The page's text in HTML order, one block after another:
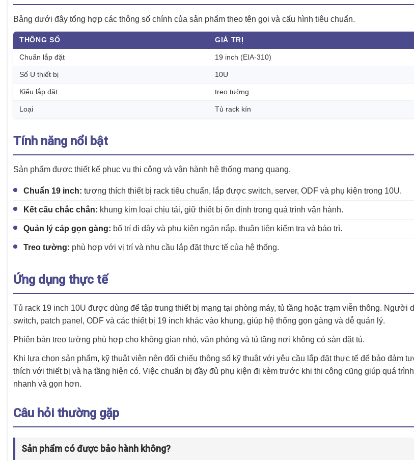
Bảng dưới đây tổng hợp các thông số chính của sản phẩm theo tên gọi và cấu hình tiêu chuẩn.
THÔNG SỐ GIÁ TRỊ
Chuẩn lắp đặt 19 inch (EIA-310)
Số U thiết bị 10U
Kiểu lắp đặt treo tường
Loại Tủ rack kín
Tính năng nổi bật
Sản phẩm được thiết kế phục vụ thi công và vận hành hệ thống mạng quang.
Chuẩn 19 inch: tương thích thiết bị rack tiêu chuẩn, lắp được switch, server, ODF và phụ kiện trong 10U.
Kết cấu chắc chắn: khung kim loại chịu tải, giữ thiết bị ổn định trong quá trình vận hành.
Quản lý cáp gọn gàng: bố trí đi dây và phụ kiện ngăn nắp, thuận tiện kiểm tra và bảo trì.
Treo tường: phù hợp với vị trí và nhu cầu lắp đặt thực tế của hệ thống.
Ứng dụng thực tế
Tủ rack 19 inch 10U được dùng để tập trung thiết bị mạng tại phòng máy, tủ tầng hoặc trạm viễn thông. Người
switch, patch panel, ODF và các thiết bị 19 inch khác vào khung, giúp hệ thống gọn gàng và dễ quản lý.
Phiên bản treo tường phù hợp cho không gian nhỏ, văn phòng và tủ tầng nơi không có sàn đặt tủ.
Khi lựa chọn sản phẩm, kỹ thuật viên nên đối chiếu thông số kỹ thuật với yêu cầu lắp đặt thực tế để bảo đảm
thích với thiết bị và hạ tầng hiện có. Việc chuẩn bị đầy đủ phụ kiện đi kèm trước khi thi công cũng giúp quá
nhanh và gọn hơn.
Câu hỏi thường gặp
Sản phẩm có được bảo hành không?